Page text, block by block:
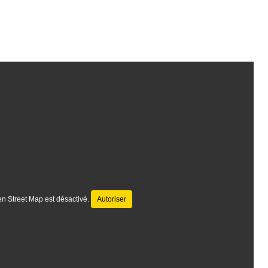
Street Map est désactivé. Autoriser